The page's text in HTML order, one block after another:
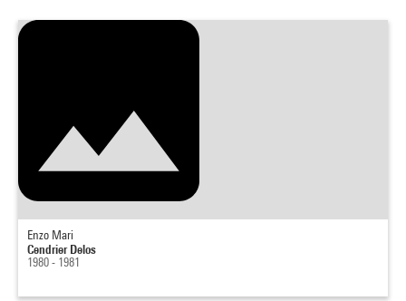
Enzo Mari
Cendrier Delos
1980 - 1981